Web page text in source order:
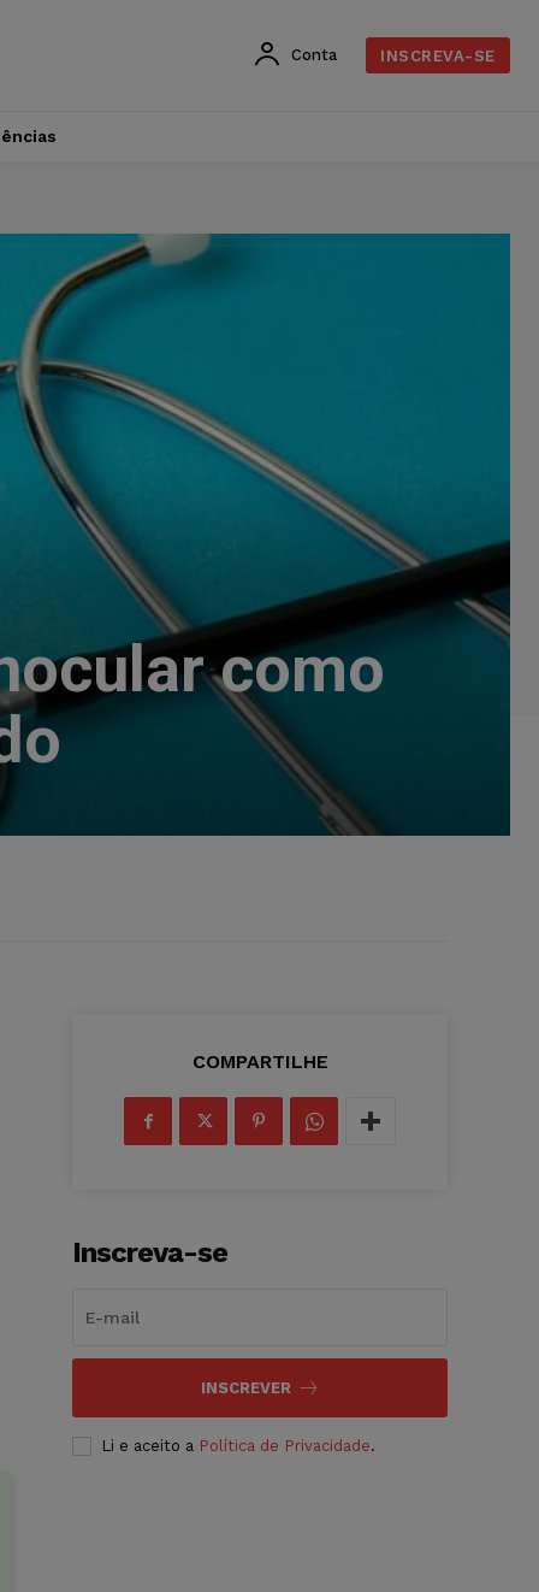
Conta INSCREVA-SE
como
COMPARTILHE
Inscreva-se
INSCREVER
Li e aceito a Política de Privacidade.